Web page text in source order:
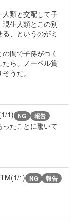
類と交配して子
生人類とこの別
、というのがミ
間で子孫がつく
たら、ノーベル賞
うだ。
1) NG 報告
たことに驚いて
1) NG 報告